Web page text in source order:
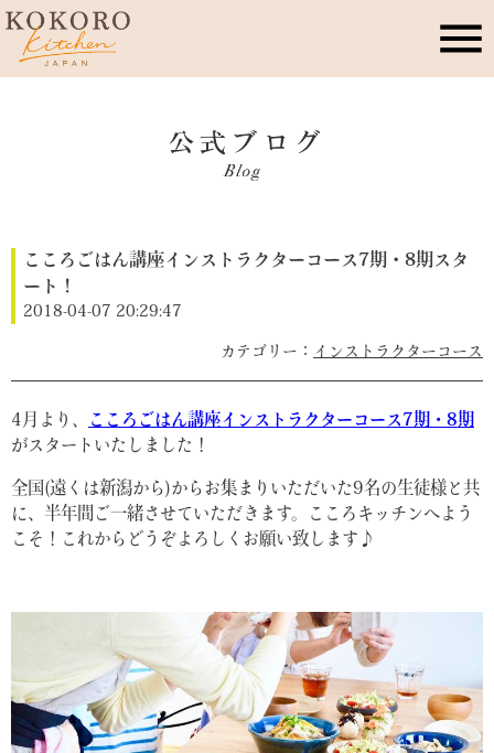
こころキッチンとは
レッスン・イベント
季節のこころレシピ
公式ブログ
お問合せ
こころごはん講座インストラクターコース7期・8期スタ
ート！
2018-04-07 20:29:47
インストラクターコース
4月より、
こころごはん講座インストラクターコース7期・8期
がスタートいたしました！
全国(遠くは新潟から)からお集まりいただいた9名の生徒様と共
に、半年間ご一緒させていただきます。こころキッチンへよう
こそ！これからどうぞよろしくお願い致します♪